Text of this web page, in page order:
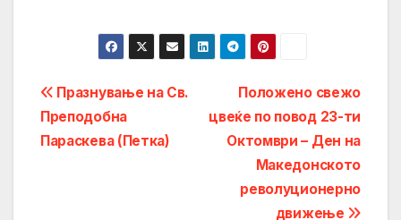
Post
navigation
Положено свежо
цвеќе по повод 23-ти
Октомври – Ден на
Македонското
револуционерно
движење
Празнување на Св.
Преподобна
Параскева (Петка)